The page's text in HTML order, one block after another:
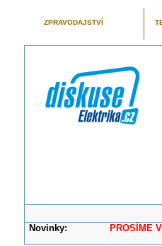
ZPRAVODAJSTVÍ
Novinky: PROSÍME